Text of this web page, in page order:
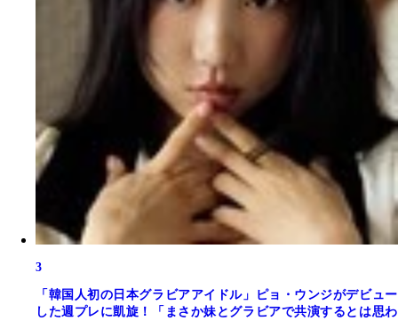
3
「韓国人初の日本グラビアアイドル」ピョ・ウンジがデビュー
した週プレに凱旋！「まさか妹とグラビアで共演するとは思わ